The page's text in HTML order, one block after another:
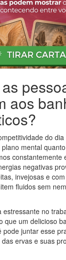
aos
do
mental
constantemente
negativas
invejosas e
fluidos sem
estressante no
que um delicioso
pode juntar esse
ervas e suas